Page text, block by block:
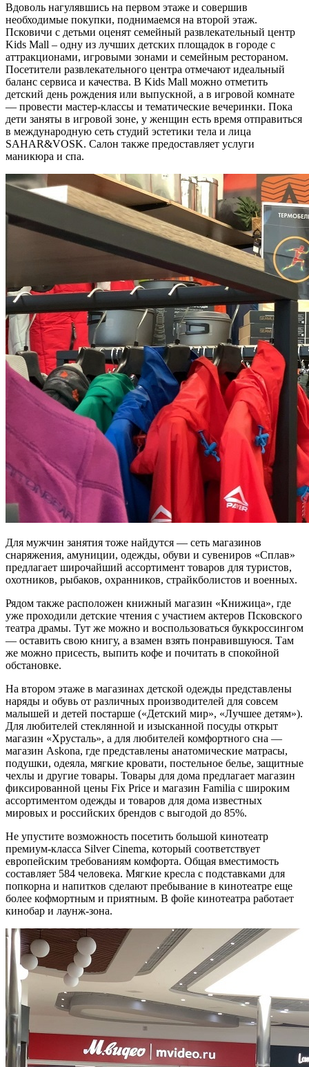
Вдоволь нагулявшись на первом этаже и совершив
необходимые покупки, поднимаемся на второй этаж.
Псковичи с детьми оценят семейный развлекательный центр
Kids Mall – одну из лучших детских площадок в городе с
аттракционами, игровыми зонами и семейным рестораном.
Посетители развлекательного центра отмечают идеальный
баланс сервиса и качества. В Kids Mall можно отметить
детский день рождения или выпускной, а в игровой комнате
— провести мастер-классы и тематические вечеринки. Пока
дети заняты в игровой зоне, у женщин есть время отправиться
в международную сеть студий эстетики тела и лица
SAHAR&VOSK. Салон также предоставляет услуги
маникюра и спа.
Для мужчин занятия тоже найдутся — сеть магазинов
снаряжения, амуниции, одежды, обуви и сувениров «Сплав»
предлагает широчайший ассортимент товаров для туристов,
охотников, рыбаков, охранников, страйкболистов и военных.
Рядом также расположен книжный магазин «Книжица», где
уже проходили детские чтения с участием актеров Псковского
театра драмы. Тут же можно и воспользоваться буккроссингом
— оставить свою книгу, а взамен взять понравившуюся. Там
же можно присесть, выпить кофе и почитать в спокойной
обстановке.
На втором этаже в магазинах детской одежды представлены
наряды и обувь от различных производителей для совсем
малышей и детей постарше («Детский мир», «Лучшее детям»).
Для любителей стеклянной и изысканной посуды открыт
магазин «Хрусталь», а для любителей комфортного сна —
магазин Askona, где представлены анатомические матрасы,
подушки, одеяла, мягкие кровати, постельное белье, защитные
чехлы и другие товары. Товары для дома предлагает магазин
фиксированной цены Fix Price и магазин Familia с широким
ассортиментом одежды и товаров для дома известных
мировых и российских брендов с выгодой до 85%.
Не упустите возможность посетить большой кинотеатр
премиум-класса Silver Cinema, который соответствует
европейским требованиям комфорта. Общая вместимость
составляет 584 человека. Мягкие кресла с подставками для
попкорна и напитков сделают пребывание в кинотеатре еще
более кофмортным и приятным. В фойе кинотеатра работает
кинобар и лаунж-зона.